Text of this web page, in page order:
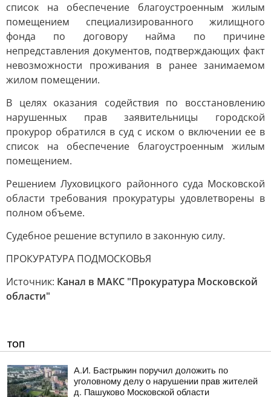
список на обеспечение благоустроенным жилым
помещением специализированного жилищного
фонда по договору найма по причине
непредставления документов, подтверждающих факт
невозможности проживания в ранее занимаемом
жилом помещении.
В целях оказания содействия по восстановлению
нарушенных прав заявительницы городской
прокурор обратился в суд с иском о включении ее в
список на обеспечение благоустроенным жилым
помещением.
Решением Луховицкого районного суда Московской
области требования прокуратуры удовлетворены в
полном объеме.
Судебное решение вступило в законную силу.
ПРОКУРАТУРА ПОДМОСКОВЬЯ
Источник: Канал в МАКС "Прокуратура Московской
области"
ТОП
А.И. Бастрыкин поручил доложить по
уголовному делу о нарушении прав жителей
д. Пашуково Московской области